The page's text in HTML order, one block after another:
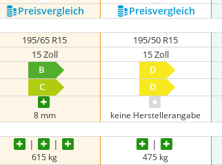
Preis­vergleich Preis­vergleich
195/65 R15 195/50 R15
15 Zoll 15 Zoll
B D
C D
8 mm keine Herstellerangabe
615 kg 475 kg